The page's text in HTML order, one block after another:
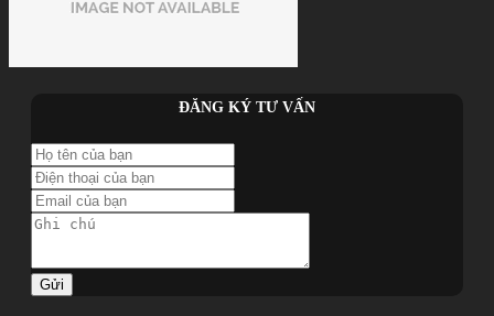
ĐĂNG KÝ TƯ VẤN
Gửi